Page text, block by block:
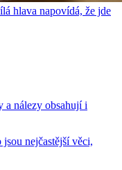
hlava napovídá, že jde
a nálezy obsahují i
nejčastější věci,